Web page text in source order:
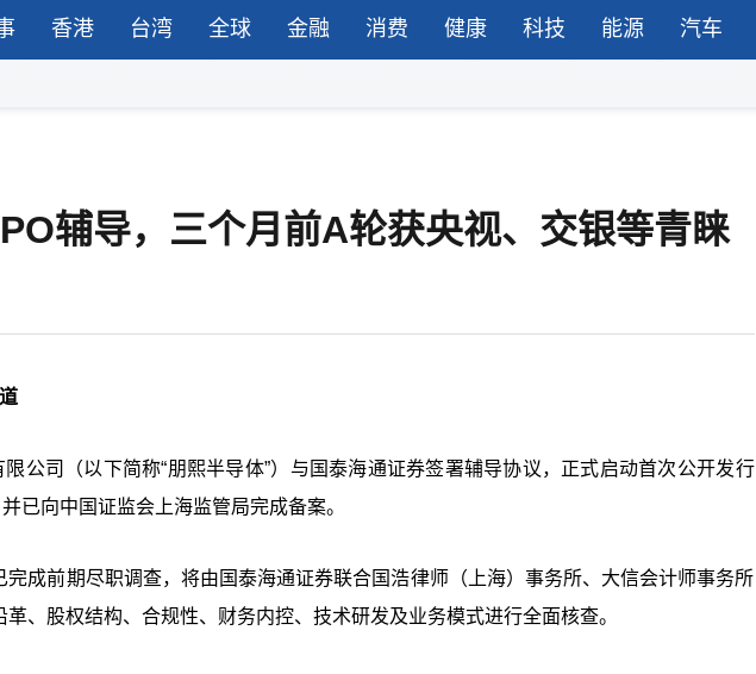
香港 台湾 全球 金融 消费 健康 科技 能源 汽车
辅导，三个月前A轮获央视、交银等青睐
公司（以下简称“朋熙半导体”）与国泰海通证券签署辅导协议，正式启动首次公开发行
已向中国证监会上海监管局完成备案。
成前期尽职调查，将由国泰海通证券联合国浩律师（上海）事务所、大信会计师事务所
革、股权结构、合规性、财务内控、技术研发及业务模式进行全面核查。